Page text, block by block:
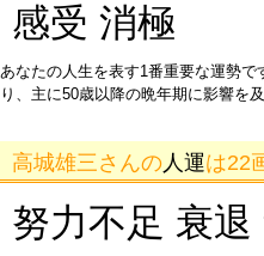
感受 消極
あなたの人生を表す1番重要な運勢
り、主に50歳以降の晩年期に影響を
高城雄三さんの 人運は22
努力不足 衰